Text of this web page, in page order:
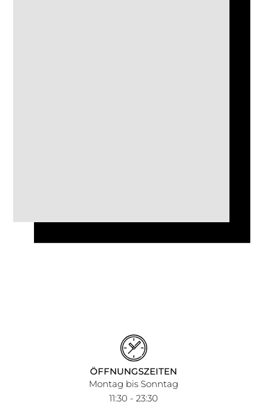
ÖFFNUNGSZEITEN
Montag bis Sonntag
11:30 - 23:30